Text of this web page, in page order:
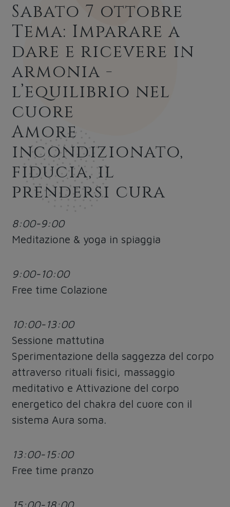
Sabato 7 ottobre
Tema: Imparare a
dare e ricevere in
armonia -
l’equilibrio nel
cuore
Amore
incondizionato,
fiducia, il
prendersi cura
8:00-9:00
Meditazione & yoga in spiaggia
9:00-10:00
Free time Colazione
10:00-13:00
Sessione mattutina
Sperimentazione della saggezza del corpo
attraverso rituali fisici, massaggio
meditativo e Attivazione del corpo
energetico del chakra del cuore con il
sistema Aura soma.
13:00-15:00
Free time pranzo